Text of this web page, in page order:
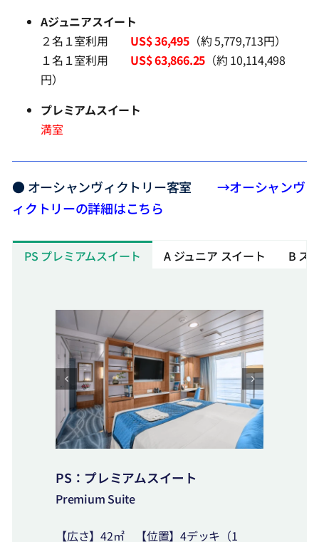
Aジュニアスイート
２名１室利用 US$ 36,495（約 5,779,713円）
１名１室利用 US$ 63,866.25 （約 10,114,498
円）
プレミアムスイート
満室
● オーシャンヴィクトリー客室 →オーシャンヴ
ィクトリーの詳細はこちら
PS プレミアムスイート A ジュニア スイート B ス
PS：プレミアムスイート
Premium Suite
【広さ】42㎡ 【位置】4デッキ（1